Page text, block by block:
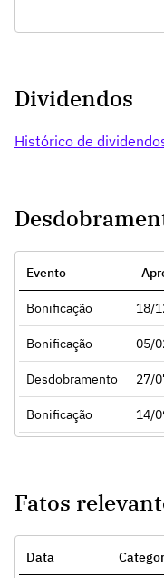
Dividendos
Histórico de
Evento
Bonificação 18/
Bonificação 05/
Desdobramento 27/
Bonificação 14/
Fatos
Data